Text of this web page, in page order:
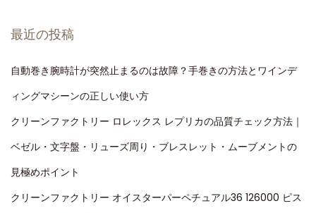
最近の投稿
自動巻き腕時計が突然止まるのは故障？手巻きの方法とワインデ
ィングマシーンの正しい使い方
クリーンファクトリー ロレックス レプリカの品質チェック方法｜
ベゼル・文字盤・リューズ周り・ブレスレット・ムーブメントの
見極めポイント
クリーンファクトリー オイスターパーペチュアル36 126000 ピス